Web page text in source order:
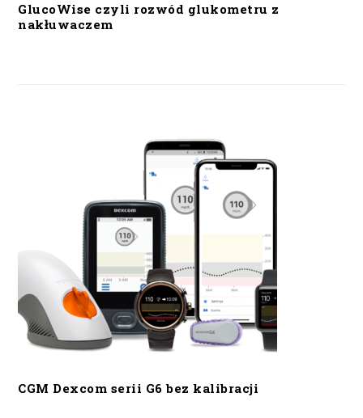
GlucoWise czyli rozwód glukometru z
nakłuwaczem
CGM Dexcom serii G6 bez kalibracji